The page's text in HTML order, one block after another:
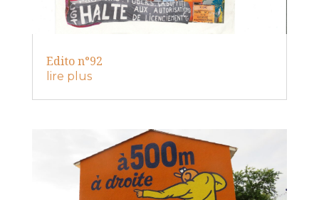
Edito n°92
lire plus